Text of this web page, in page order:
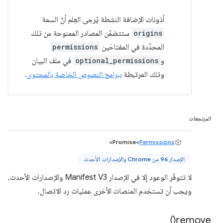
أذونات الإضافة النشطة يُرجى العِلم أنّ السمة
origins ستتضمّن المصادر الممنوحة من تلك
المحدّدة في المفتاحَين permissions
و optional_permissions في ملف البيان
وتلك المرتبطة ببرامج النصوص الخاصة بالمحتوى.
المرتجعات
Promise<Permissions
>
الإصدار 96 من Chrome والإصدارات الأحدث
لا تتوفّر الوعود إلا في الإصدار Manifest V3 والإصدارات الأحدث،
ويجب أن تستخدم المنصات الأخرى عمليات رد الاتصال.
remove(
)